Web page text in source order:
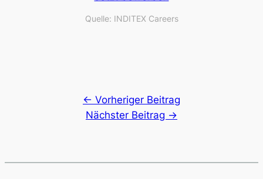
Quelle: INDITEX Careers
← Vorheriger Beitrag
Nächster Beitrag →